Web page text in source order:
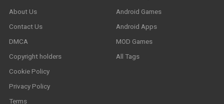
About Us
Contact Us
DMCA
Copyright holders
Cookie Policy
Privacy Policy
Terms
Android Games
Android Apps
MOD Games
All Tags